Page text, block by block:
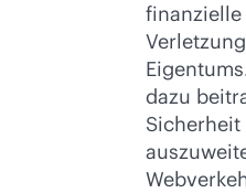
finanzielle
dazu